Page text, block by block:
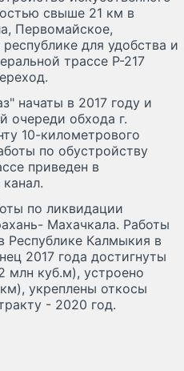
свыше 21 км в
Первомайское,
для удобства и
трассе Р-217
начаты в 2017 году и
очереди обхода г.
10-километрового
по обустройству
приведен в
по ликвидации
Махачкала. Работы
Республике Калмыкия в
2017 года достигнуты
млн куб.м), устроено
укреплены откосы
- 2020 год.